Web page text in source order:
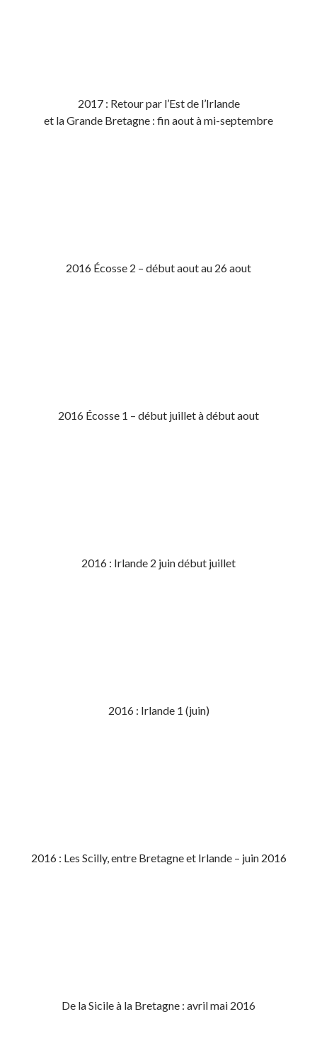
2017 : Retour par l’Est de l’Irlande
et la Grande Bretagne : fin aout à mi-septembre
2016 Écosse 2 – début aout au 26 aout
2016 Écosse 1 – début juillet à début aout
2016 : Irlande 2 juin début juillet
2016 : Irlande 1 (juin)
2016 : Les Scilly, entre Bretagne et Irlande – juin 2016
De la Sicile à la Bretagne : avril mai 2016